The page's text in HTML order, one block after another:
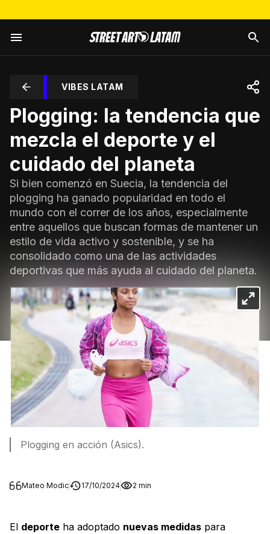
VIBES LATAM
Plogging: la tendencia que
mezcla el deporte y el
cuidado del planeta
Si bien comenzó en Suecia, la tendencia del
plogging ha ganado popularidad en todo el
mundo con el correr de los años, especialmente
entre aquellos que buscan formas de mantener un
estilo de vida activo y sostenible, y se ha
consolidado como una de las actividades
deportivas que más ayuda al cuidado del planeta.
Plogging en acción (Asics).
Mateo Modic 17/10/2024 2 min
El deporte ha adoptado nuevas medidas para